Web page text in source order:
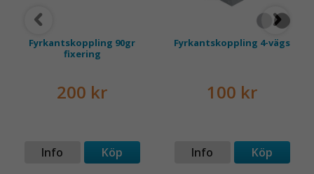
Fyrkantskoppling 90gr
fixering
200 kr
Info Köp
Fyrkantskoppling 4-vägs
100 kr
Info Köp